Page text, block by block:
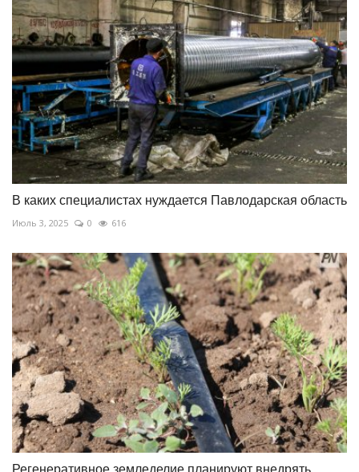
В каких специалистах нуждается Павлодарская область
Июль 3, 2025 0 616
Регенеративное земледелие планируют внедрять